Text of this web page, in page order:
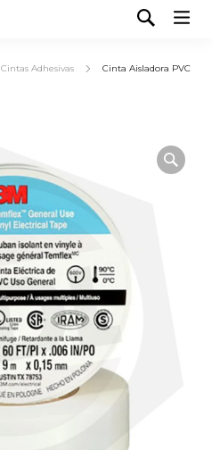
Cintas Adhesivas
Cinta Aisladora PVC